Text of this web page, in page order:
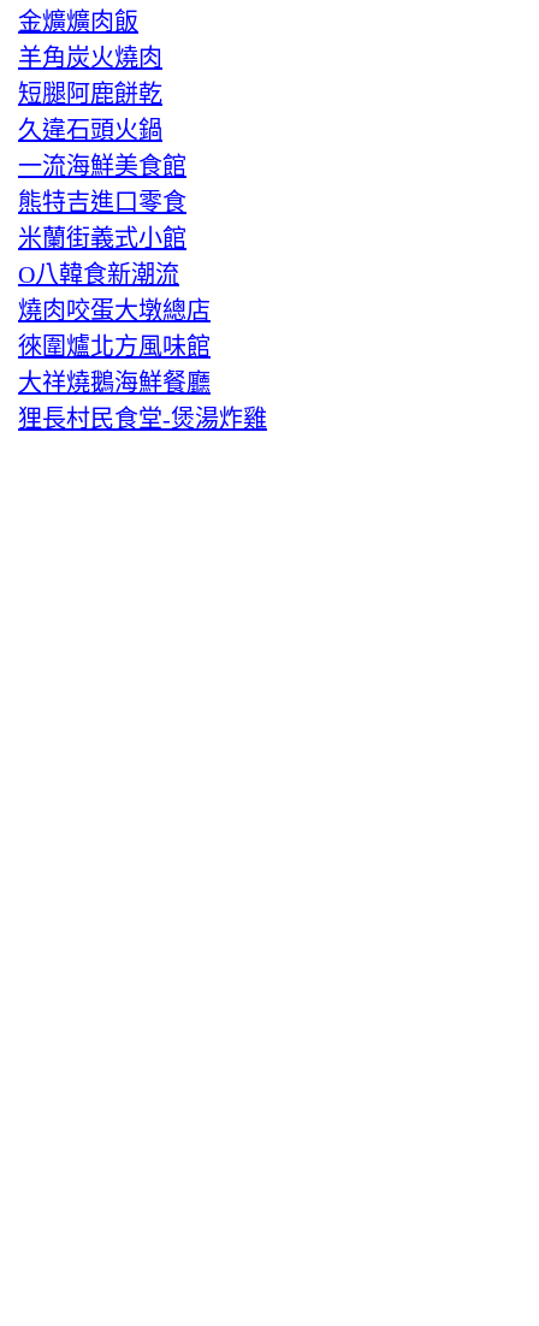
金爌爌肉飯
羊角炭火燒肉
短腿阿鹿餅乾
久違石頭火鍋
一流海鮮美食館
熊特吉進口零食
米蘭街義式小館
O八韓食新潮流
燒肉咬蛋大墩總店
徠圍爐北方風味館
大祥燒鵝海鮮餐廳
狸長村民食堂-煲湯炸雞